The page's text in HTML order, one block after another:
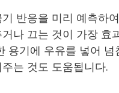
반응을 미리 예측하
나 끄는 것이 가장 효
용기에 우유를 넣어 넘
는 것도 도움됩니다.